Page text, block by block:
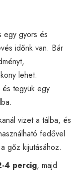
egy gyors és
időnk van. Bár
lehet.
tegyük egy
vizet a tálba, és
fedővel
gőz kijutásához.
4 percig, majd